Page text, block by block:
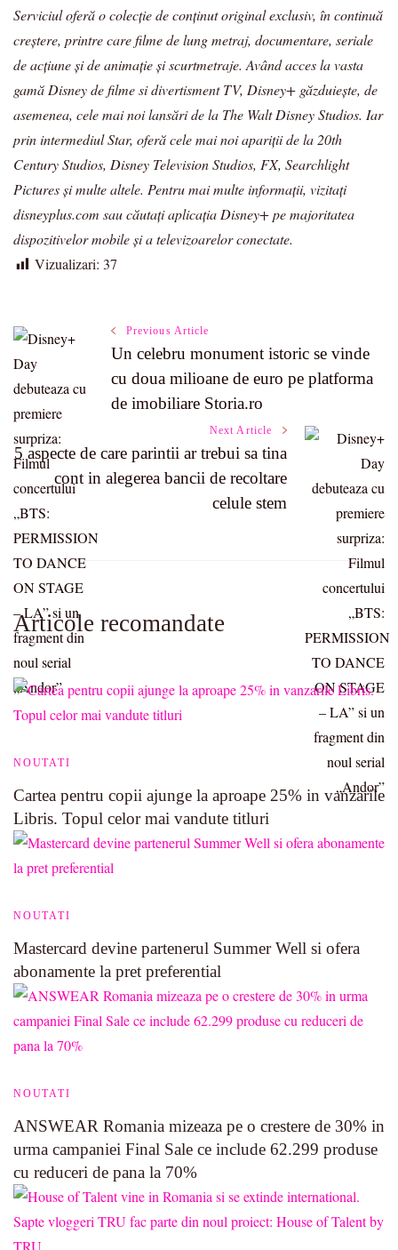
Serviciul oferă o colecție de conținut original exclusiv, în continuă
creștere, printre care filme de lung metraj, documentare, seriale
de acțiune și de animație și scurtmetraje. Având acces la vasta
gamă Disney de filme si divertisment TV, Disney+ găzduiește, de
asemenea, cele mai noi lansări de la The Walt Disney Studios. Iar
prin intermediul Star, oferă cele mai noi apariții de la 20th
Century Studios, Disney Television Studios, FX, Searchlight
Pictures și multe altele. Pentru mai multe informații, vizitați
disneyplus.com sau căutați aplicația Disney+ pe majoritatea
dispozitivelor mobile și a televizoarelor conectate.
Vizualizari: 37
Post
Navigation
Previous Article
Un celebru monument istoric se vinde
cu doua milioane de euro pe platforma
de imobiliare Storia.ro
Next Article
5 aspecte de care parintii ar trebui sa tina
cont in alegerea bancii de recoltare
celule stem
Articole recomandate
NOUTATI
Cartea pentru copii ajunge la aproape 25% in vanzarile
Libris. Topul celor mai vandute titluri
NOUTATI
Mastercard devine partenerul Summer Well si ofera
abonamente la pret preferential
NOUTATI
ANSWEAR Romania mizeaza pe o crestere de 30% in
urma campaniei Final Sale ce include 62.299 produse
cu reduceri de pana la 70%